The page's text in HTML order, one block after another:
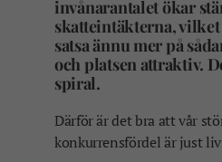
invånarantalet ökar
skatteintäkterna,
satsa ännu mer på
och platsen attraktiv.
spiral.
Därför är det bra att vår
konkurrensfördel är just